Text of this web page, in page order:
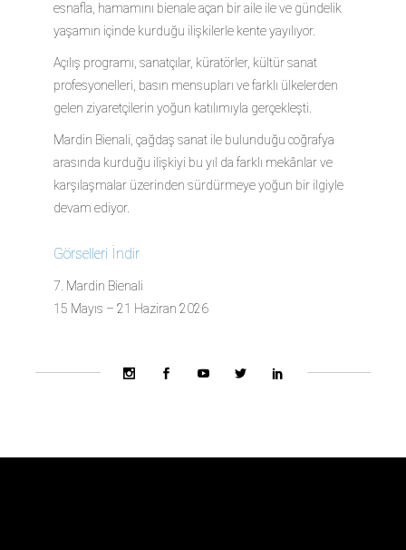
esnafla, hamamını bienale açan bir aile ile ve gündelik
yaşamın içinde kurduğu ilişkilerle kente yayılıyor.
Açılış programı, sanatçılar, küratörler, kültür sanat
profesyonelleri, basın mensupları ve farklı ülkelerden
gelen ziyaretçilerin yoğun katılımıyla gerçekleşti.
Mardin Bienali, çağdaş sanat ile bulunduğu coğrafya
arasında kurduğu ilişkiyi bu yıl da farklı mekânlar ve
karşılaşmalar üzerinden sürdürmeye yoğun bir ilgiyle
devam ediyor.
Görselleri İndir
7. Mardin Bienali
15 Mayıs – 21 Haziran 2026